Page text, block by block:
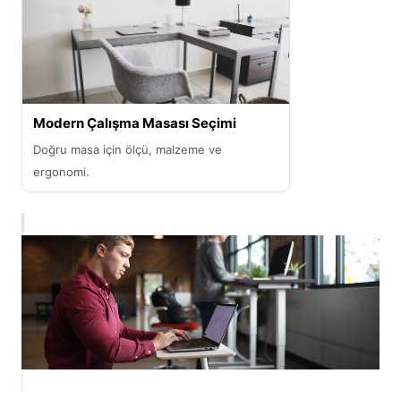
Modern Çalışma Masası Seçimi
Doğru masa için ölçü, malzeme ve
ergonomi.